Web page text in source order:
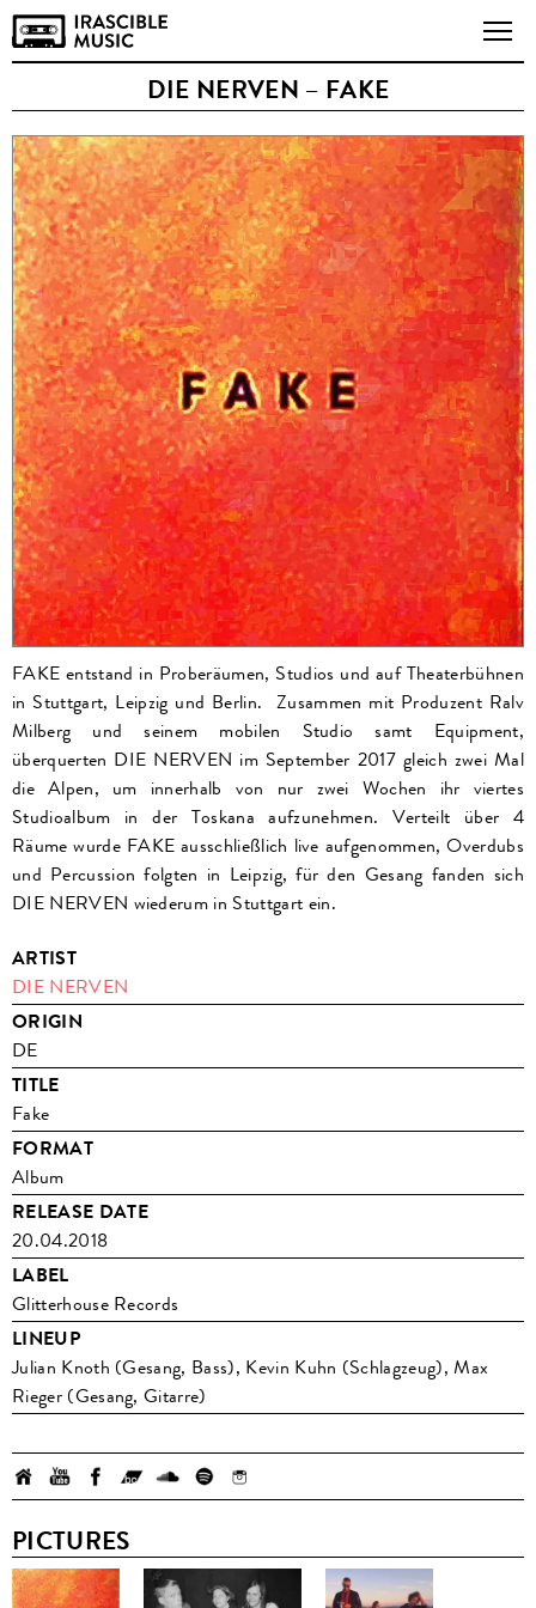
DIE NERVEN – FAKE
FAKE entstand in Proberäumen, Studios und auf Theaterbühnen
in Stuttgart, Leipzig und Berlin. Zusammen mit Produzent Ralv
Milberg und seinem mobilen Studio samt Equipment,
überquerten DIE NERVEN im September 2017 gleich zwei Mal
die Alpen, um innerhalb von nur zwei Wochen ihr viertes
Studioalbum in der Toskana aufzunehmen. Verteilt über 4
Räume wurde FAKE ausschließlich live aufgenommen, Overdubs
und Percussion folgten in Leipzig, für den Gesang fanden sich
DIE NERVEN wiederum in Stuttgart ein.
ARTIST
DIE NERVEN
ORIGIN
DE
TITLE
Fake
FORMAT
Album
RELEASE DATE
20.04.2018
LABEL
Glitterhouse Records
LINEUP
Julian Knoth (Gesang, Bass), Kevin Kuhn (Schlagzeug), Max
Rieger (Gesang, Gitarre)
PICTURES